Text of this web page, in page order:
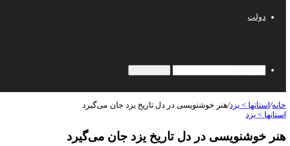
دولت
خانه/ استانها > یزد/هنر خوشنویسی در دل تاریخ یزد جان می‌گیرد
استانها > یزد
هنر خوشنویسی در دل تاریخ یزد جان می‌گیرد